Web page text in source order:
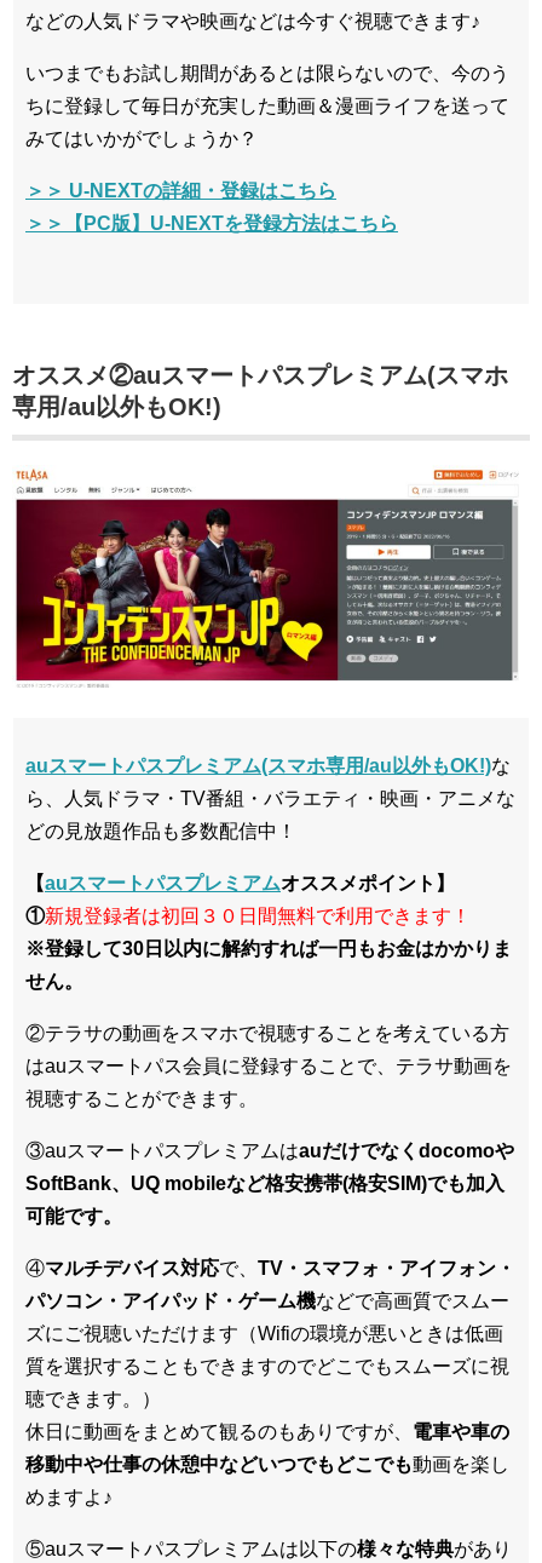
などの人気ドラマや映画などは今すぐ視聴できます♪
いつまでもお試し期間があるとは限らないので、今のう
ちに登録して毎日が充実した動画＆漫画ライフを送って
みてはいかがでしょうか？
＞＞ U-NEXTの詳細・登録はこちら
＞＞【PC版】U-NEXTを登録方法はこちら
オススメ②auスマートパスプレミアム(スマホ
専用/au以外もOK!)
auスマートパスプレミアム(スマホ専用/au以外もOK!)な
ら、人気ドラマ・TV番組・バラエティ・映画・アニメな
どの見放題作品も多数配信中！
【auスマートパスプレミアムオススメポイント】
①新規登録者は初回３０日間無料で利用できます！
※登録して30日以内に解約すれば一円もお金はかかりま
せん。
②テラサの動画をスマホで視聴することを考えている方
はauスマートパス会員に登録することで、テラサ動画を
視聴することができます。
③auスマートパスプレミアムはauだけでなくdocomoや
SoftBank、UQ mobileなど格安携帯(格安SIM)でも加入
可能です。
④マルチデバイス対応で、 TV・スマフォ・アイフォン・
パソコン・アイパッド・ゲーム機などで高画質でスムー
ズにご視聴いただけます（Wifiの環境が悪いときは低画
質を選択することもできますのでどこでもスムーズに視
聴できます。）
休日に動画をまとめて観るのもありですが、 電車や車の
移動中や仕事の休憩中などいつでもどこでも動画を楽し
めますよ♪
⑤auスマートパスプレミアムは以下の様々な特典があり